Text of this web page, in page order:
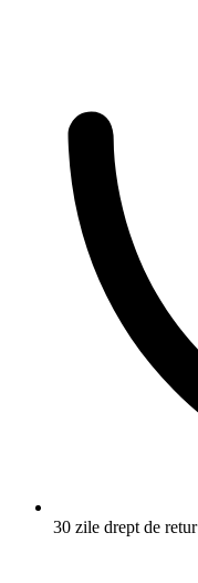
30 zile drept de retur